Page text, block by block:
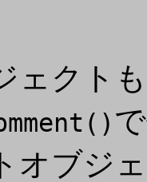
ェクトも
オブジ